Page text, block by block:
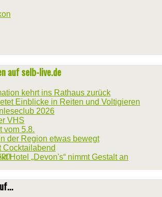
auf selb-live.de
kehrt ins Rathaus zurück
Einblicke in Reiten und Voltigieren
2026
VHS
vom 5.8.
der Region etwas bewegt
Cocktailabend
Hotel „Devon's“ nimmt Gestalt an